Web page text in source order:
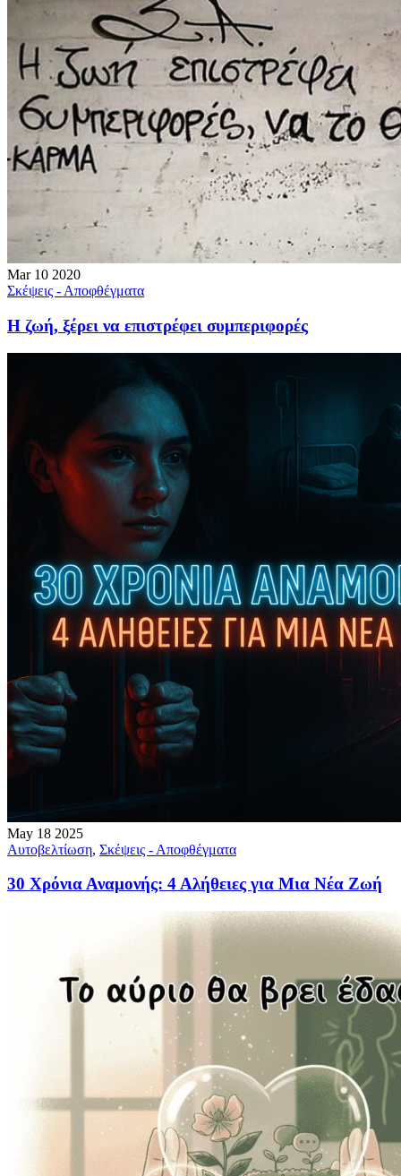
Mar 10 2020
Σκέψεις - Αποφθέγματα
Η ζωή, ξέρει να επιστρέφει συμπεριφορές
May 18 2025
Αυτοβελτίωση, Σκέψεις - Αποφθέγματα
30 Χρόνια Αναμονής: 4 Αλήθειες για Μια Νέα Ζωή